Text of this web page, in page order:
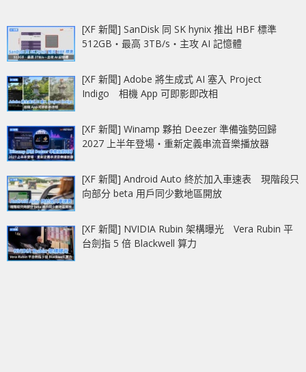
[XF 新聞] SanDisk 同 SK hynix 推出 HBF 標準
512GB‧最高 3TB/s‧主攻 AI 記憶體
[XF 新聞] Adobe 將生成式 AI 塞入 Project
Indigo 相機 App 可即影即改相
[XF 新聞] Winamp 夥拍 Deezer 準備強勢回歸
2027 上半年登場‧重新定義串流音樂播放器
[XF 新聞] Android Auto 終於加入車速表 現階段只
向部分 beta 用戶同少數地區開放
[XF 新聞] NVIDIA Rubin 架構曝光 Vera Rubin 平
台劍指 5 倍 Blackwell 算力